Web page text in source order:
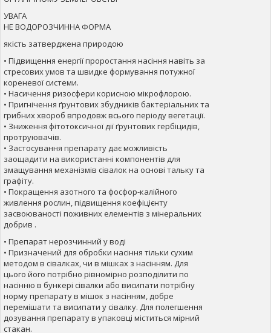
УВАГА
НЕ ВОДОРОЗЧИННА ФОРМА
якість затверджена природою
• Підвищення енергії проростання насіння навіть за
стресових умов та швидке формування потужної
кореневої системи.
• Насичення ризосфери корисною мікрофлорою.
• Пригнічення ґрунтових збудників бактеріальних та
грибних хвороб впродовж всього періоду вегетації.
• Зниження фітотоксичної дії ґрунтових гербіцидів,
протруювачів.
• Застосування препарату дає можливість
заощадити на використанні компонентів для
змащування механізмів сівалок на основі тальку та
графіту.
• Покращення азотного та фосфор-калійного
живлення рослин, підвищення коефіцієнту
засвоюваності поживних елементів з мінеральних
добрив .
• Препарат нерозчинний у воді
• Призначений для обробки насіння тільки сухим
методом в сівалках, чи в мішках з насінням. Для
цього його потрібно рівномірно розподілити по
насінню в бункері сівалки або висипати потрібну
норму препарату в мішок з насінням, добре
перемішати та висипати у сівалку. Для полегшення
дозування препарату в упаковці міститься мірний
стакан.